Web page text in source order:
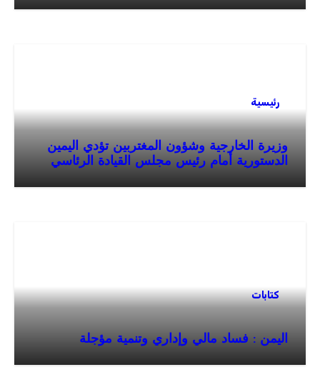
رئيسية
وزيرة الخارجية وشؤون المغتربين تؤدي اليمين
الدستورية أمام رئيس مجلس القيادة الرئاسي
كتابات
اليمن : فساد مالي وإداري وتنمية مؤجلة